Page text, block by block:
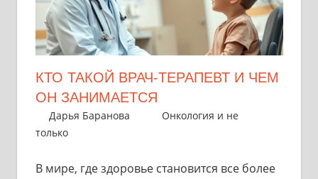
КТО ТАКОЙ ВРАЧ-ТЕРАПЕВТ И ЧЕМ
ОН ЗАНИМАЕТСЯ
29 сентября 2025
Дарья Баранова
Онкология и не
только
В мире, где здоровье становится все более